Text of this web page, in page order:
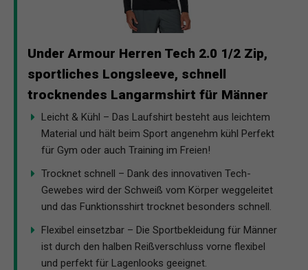
Under Armour Herren Tech 2.0 1/2 Zip,
sportliches Longsleeve, schnell
trocknendes Langarmshirt für Männer
Leicht & Kühl – Das Laufshirt besteht aus leichtem
Material und hält beim Sport angenehm kühl Perfekt
für Gym oder auch Training im Freien!
Trocknet schnell – Dank des innovativen Tech-
Gewebes wird der Schweiß vom Körper weggeleitet
und das Funktionsshirt trocknet besonders schnell.
Flexibel einsetzbar – Die Sportbekleidung für Männer
ist durch den halben Reißverschluss vorne flexibel
und perfekt für Lagenlooks geeignet.